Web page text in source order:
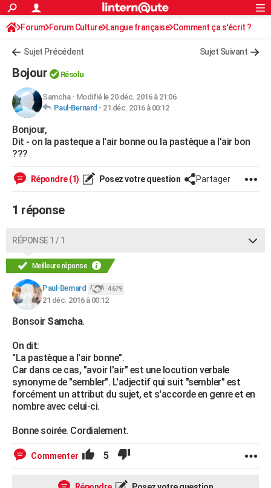
ACTUALITÉS
Politique
Société
Faits Divers
Education
Monde
Villes
+
FINANCE
Retraite
Impôts
Epargne
Immobilier
Risques naturels par ville
Banque
Assurance
Crédit
AUTO
Essais
Réserver un essai
Citadines
Berlines
SUV
Forum auto
+HIGH-TECH
Mobiles
Meilleur smartphone
Internet
Ordinateurs
Jeux vidéo
Guide high-tech
Forum
Aménagement intérieur
Extérieur
Cuisine
Salle de bains
Jardinage
Rangement
WEEK-END
Guides de France
Escapades
Patrimoine
Expositions
Musées
Week-end nature
+LIFESTYLE
Art de vivre
Bien-être
Loisirs
ModeModes de vie
SANTE
Alimentation
Guide de la santé
Maladies
Médicaments
Sommeil
+ VOYAGE
Destinations
City break
Voyage nature
Voyage de noces
Forum
Climat
PHOTO
GUIDES D'ACHAT
CARTE DE VOEUX
Carte de Noël
Carte Bonne année
Carte Saint-Valentin
Carte Pâques
Carte d'anniversaire
DICTIONNAIRE
Dictionnaire
Biographies
Citations
Expressions
Proverbes
PROGRAMME TV
COPAINS D'AVANT
S'inscrire
Se connecter
Lycées
Collèges
Primaires
Universités
Entreprises
Service militaire
Avis de recherche
AVIS DE DÉCÈS
Rechercher
S'inscrire
Connexion
Forum Forum Culture Langue française Comment ça s'écrit ?
Sujet Précédent Sujet Suivant
Bojour Résolu
Samcha- Modifié le 20 déc. 2016 à 21:06
Paul-Bernard - 21 déc. 2016 à 00:12
Bonjour,
Dit - on la pasteque a l'air bonne ou la pastèque a l'air bon
???
Répondre (1) Posez votre question Partager
1 réponse
RÉPONSE 1 / 1
Meilleure réponse
Paul-Bernard 4 679
21 déc. 2016 à 00:12
Bonsoir Samcha.
On dit:
"La pastèque a l'air bonne".
Car dans ce cas, "avoir l'air" est une locution verbale
synonyme de "sembler". L'adjectif qui suit "sembler" est
forcément un attribut du sujet, et s'accorde en genre et en
nombre avec celui-ci.
Bonne soirée. Cordialement.
Commenter 5